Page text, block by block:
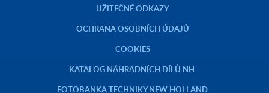
UŽITEČNÉ ODKAZY
OCHRANA OSOBNÍCH ÚDAJŮ
COOKIES
KATALOG NÁHRADNÍCH DÍLŮ NH
FOTOBANKA TECHNIKY NEW HOLLAND